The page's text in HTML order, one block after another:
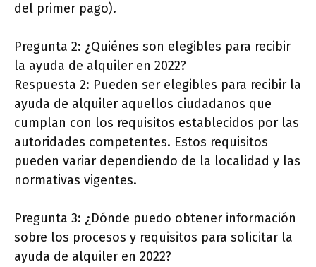
del primer pago).
Pregunta 2: ¿Quiénes son elegibles para recibir
la ayuda de alquiler en 2022?
Respuesta 2: Pueden ser elegibles para recibir la
ayuda de alquiler aquellos ciudadanos que
cumplan con los requisitos establecidos por las
autoridades competentes. Estos requisitos
pueden variar dependiendo de la localidad y las
normativas vigentes.
Pregunta 3: ¿Dónde puedo obtener información
sobre los procesos y requisitos para solicitar la
ayuda de alquiler en 2022?